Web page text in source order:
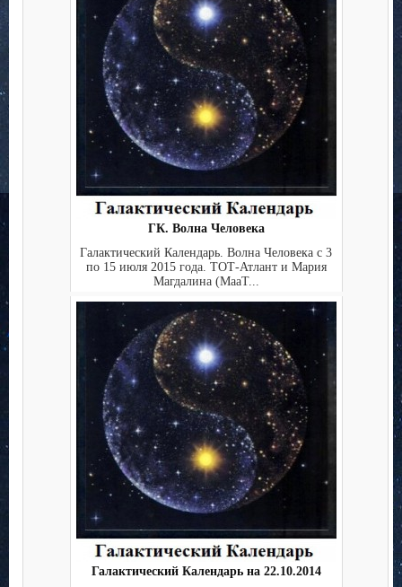
ГК. Волна Человека
Галактический Календарь. Волна Человека с 3
по 15 июля 2015 года. ТОТ-Атлант и Мария
Магдалина (МааТ...
Галактический Календарь на 22.10.2014